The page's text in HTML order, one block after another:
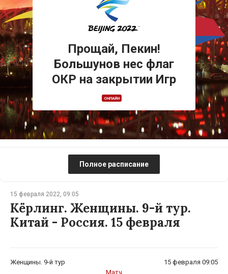
Прощай, Пекин!
Большунов нес флаг
ОКР на закрытии Игр
ОНЛАЙН
Полное расписание
15 февраля 2022, 09:05
Кёрлинг. Женщины. 9-й тур.
Китай - Россия. 15 февраля
Женщины. 9-й тур
Матч
15 февраля 09:05